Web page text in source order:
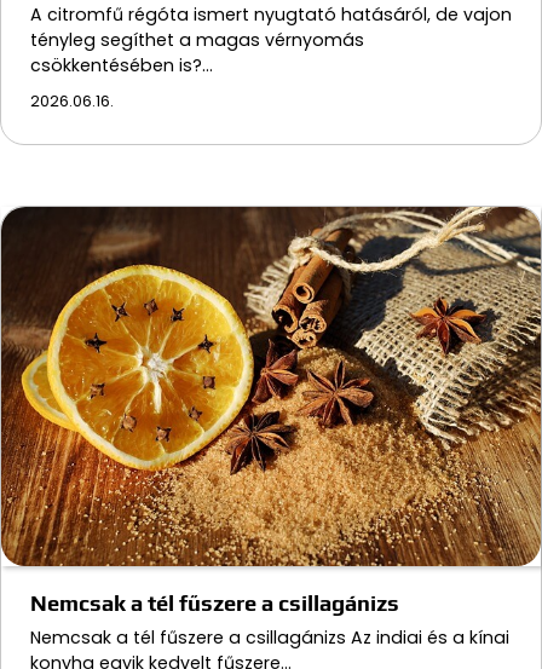
A citromfű régóta ismert nyugtató hatásáról, de vajon
tényleg segíthet a magas vérnyomás
csökkentésében is?…
2026.06.16.
Nemcsak a tél fűszere a csillagánizs
Nemcsak a tél fűszere a csillagánizs Az indiai és a kínai
konyha egyik kedvelt fűszere…